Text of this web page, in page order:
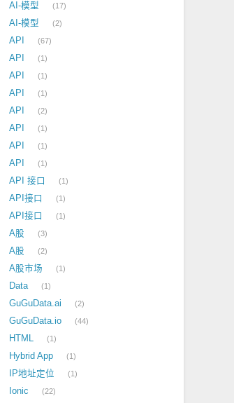
AI-模型 17
AI-模型 2
API 67
API 1
API 1
API 1
API 2
API 1
API 1
API 1
API 接口 1
API接口 1
API接口 1
A股 3
A股 2
A股市场 1
Data 1
GuGuData.ai 2
GuGuData.io 44
HTML 1
Hybrid App 1
IP地址定位 1
Ionic 22